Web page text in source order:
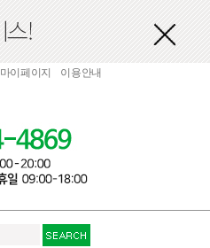
마이페이지 이용안내